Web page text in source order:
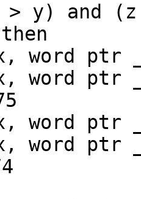
and (z
word ptr
word ptr
word ptr
word ptr